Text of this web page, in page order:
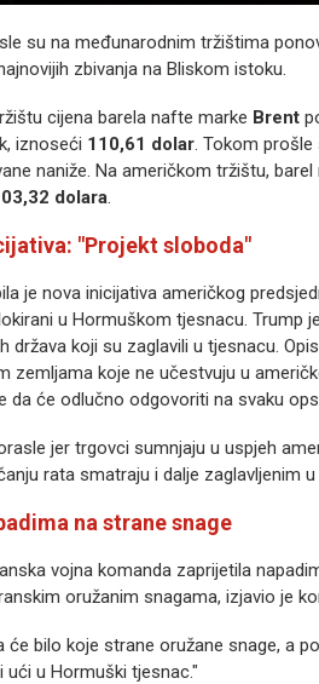
su na međunarodnim tržištima
zbivanja na Bliskom istoku.
cijena barela nafte marke Brent
iznoseći 110,61 dolar. Tokom prošle
naniže. Na američkom tržištu,
dolara.
"Projekt sloboda"
je nova inicijativa američkog
u Hormuškom tjesnacu. Trump
država koji su zaglavili u tjesnacu.
zemljama koje ne učestvuju u
da će odlučno odgovoriti na svaku
jer trgovci sumnjaju u uspjeh
rata smatraju i dalje zaglavljenim
na strane snage
vojna komanda zaprijetila
oružanim snagama, izjavio je
će bilo koje strane oružane snage, a
ući u Hormuški tjesnac."